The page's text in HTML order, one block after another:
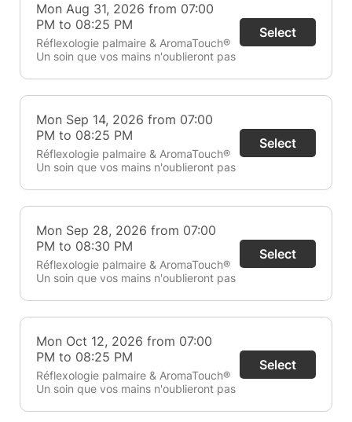
Mon Aug 31, 2026 from 07:00
PM to 08:25 PM
Réflexologie palmaire & AromaTouch®
Un soin que vos mains n'oublieront pas
Select
Mon Sep 14, 2026 from 07:00
PM to 08:25 PM
Réflexologie palmaire & AromaTouch®
Un soin que vos mains n'oublieront pas
Select
Mon Sep 28, 2026 from 07:00
PM to 08:30 PM
Réflexologie palmaire & AromaTouch®
Un soin que vos mains n'oublieront pas
Select
Mon Oct 12, 2026 from 07:00
PM to 08:25 PM
Réflexologie palmaire & AromaTouch®
Un soin que vos mains n'oublieront pas
Select